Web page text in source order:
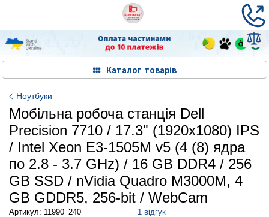
Каталог товарів
Ноутбуки
Мобільна робоча станція Dell
Precision 7710 / 17.3" (1920x1080) IPS
/ Intel Xeon E3-1505M v5 (4 (8) ядра
по 2.8 - 3.7 GHz) / 16 GB DDR4 / 256
GB SSD / nVidia Quadro M3000M, 4
GB GDDR5, 256-bit / WebCam
Артикул: 11990_240 1 відгук